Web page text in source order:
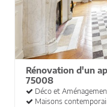
Rénovation d'un
75008
Déco et
Maisons